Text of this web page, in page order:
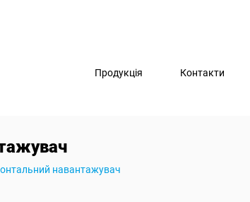
Продукція Контакти
навантажувач